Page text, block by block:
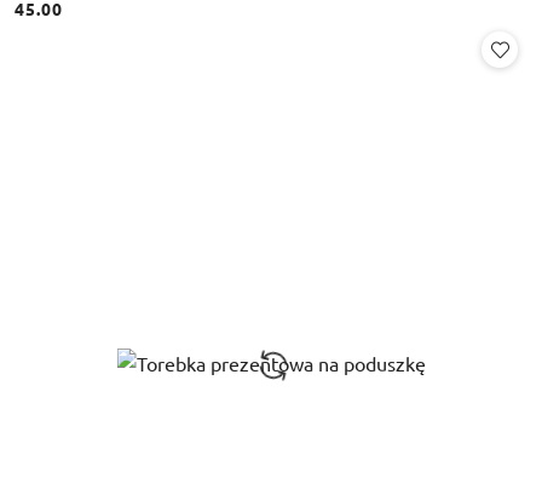
Cena:
45.00